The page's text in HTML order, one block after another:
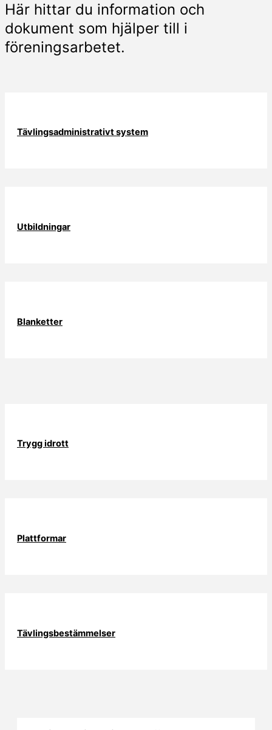
Här hittar du information och
dokument som hjälper till i
föreningsarbetet.
Tävlingsadministrativt system
Utbildningar
Blanketter
Trygg idrott
Plattformar
Tävlingsbestämmelser